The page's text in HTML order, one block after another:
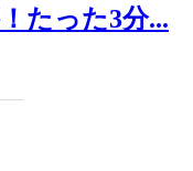
たった3分...